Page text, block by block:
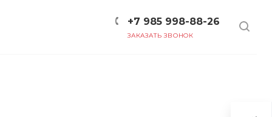
+7 985 998-88-26
ЗАКАЗАТЬ ЗВОНОК